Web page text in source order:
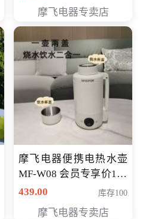
摩飞电器专卖店
摩飞电器便携电热水壶
MF-W08 会员专享价198
元
439.00 库存100
摩飞电器专卖店